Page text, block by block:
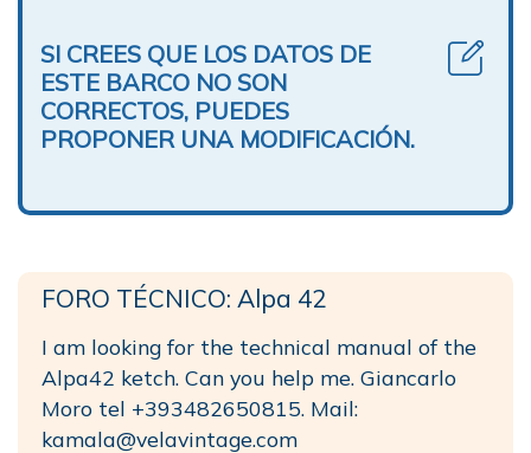
SI CREES QUE LOS DATOS DE
ESTE BARCO NO SON
CORRECTOS, PUEDES
PROPONER UNA MODIFICACIÓN.
FORO TÉCNICO: Alpa 42
I am looking for the technical manual of the
Alpa42 ketch. Can you help me. Giancarlo
Moro tel +393482650815. Mail:
kamala@velavintage.com